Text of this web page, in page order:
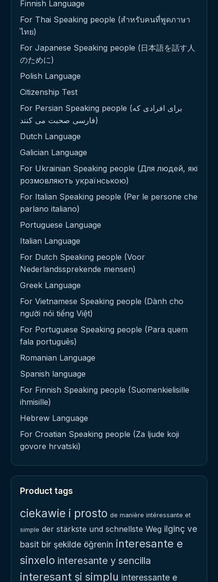
Finnish Language
For Thai Speaking people (สำหรับคนที่พูดภาษา
ไทย)
For Japanese Speaking people (日本語を話す人
のために)
Polish Language
Citizenship Test
For Persian Speaking people (برای افرادی که
فارسی صحبت می کنند)
Dutch Language
Galician Language
For Ukrainian Speaking people (Для людей, які
розмовляють українською)
For Italian Speaking people (Per le persone che
parlano italiano)
Portuguese Language
Italian Language
For Dutch Speaking people (Voor
Nederlandssprekende mensen)
Greek Language
For Vietnamese Speaking people (Dành cho
người nói tiếng Việt)
For Portuguese Speaking people (Para quem
fala português)
Romanian Language
Spanish language
For Finnish Speaking people (Suomenkielisille
ihmisille)
Hebrew Language
For Croatian Speaking people (Za ljude koji
govore hrvatski)
Product tags
ciekawie i prosto de manière intéressante et
simple der stärkste und schnellste Weg ilginç ve
basit bir şekilde öğrenin interesante e
sinxelo interesante y sencilla
interesant și simplu interessante e